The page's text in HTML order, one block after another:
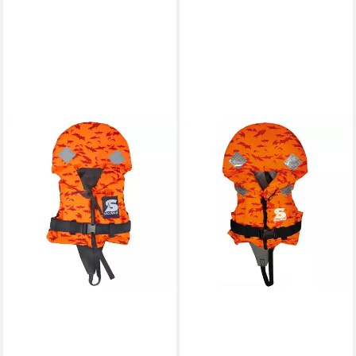
SECUMAR
Schwimmweste Bravo Print
52,99 €
in 4-5 Werktagen bei dir